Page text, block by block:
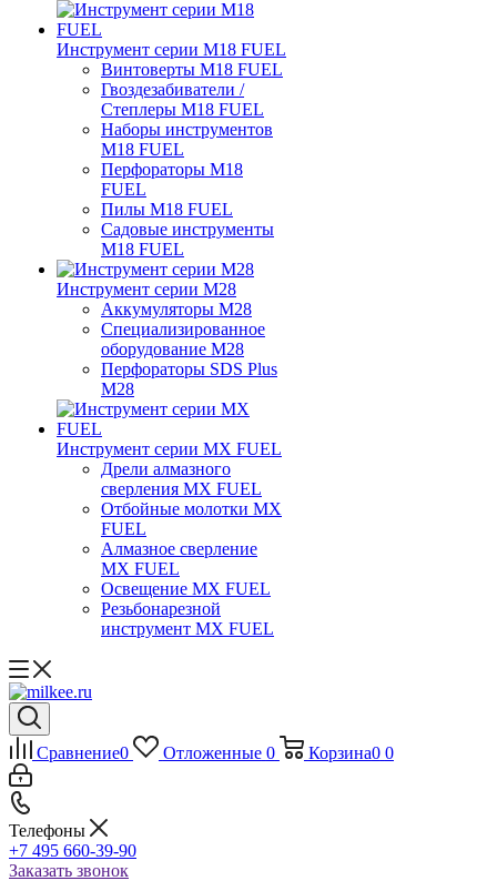
Инструмент серии M18 FUEL
Винтоверты M18 FUEL
Гвоздезабиватели /
Степлеры M18 FUEL
Наборы инструментов
M18 FUEL
Перфораторы M18
FUEL
Пилы M18 FUEL
Садовые инструменты
M18 FUEL
Инструмент серии M28
Аккумуляторы M28
Специализированное
оборудование M28
Перфораторы SDS Plus
M28
Инструмент серии MX FUEL
Дрели алмазного
сверления MX FUEL
Отбойные молотки MX
FUEL
Алмазное сверление
MX FUEL
Освещение MX FUEL
Резьбонарезной
инструмент MX FUEL
Сравнение0 Отложенные 0 Корзина0 0
Телефоны
+7 495 660-39-90
Заказать звонок